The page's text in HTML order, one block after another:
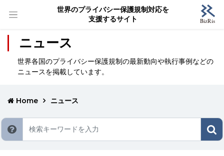
世界のプライバシー保護規制対応を
支援するサイト
ニュース
世界各国のプライバシー保護規制の最新動向や執行事例などの
ニュースを掲載しています。
Home ニュース